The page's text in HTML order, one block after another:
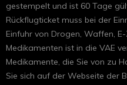
gestempelt und ist 60 Tage
Rückflugticket muss bei der
Einfuhr von Drogen, Waffen,
Medikamenten ist in die VAE
Medikamente, die Sie von zu
Sie sich auf der Webseite der